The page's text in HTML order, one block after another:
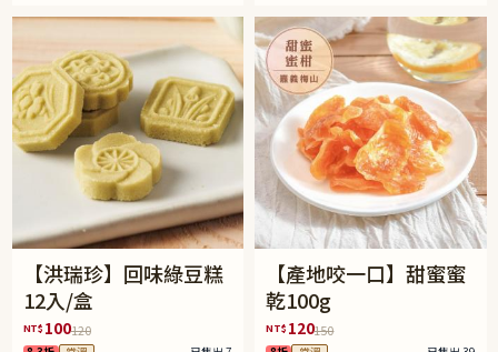
【洪瑞珍】回味綠豆糕
12入/盒
NT$ 100120
【產地咬一口】甜蜜蜜
乾100g
NT$ 120150